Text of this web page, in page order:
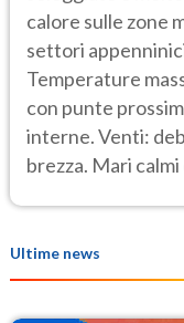
calore sulle zone
settori
Temperature
con punte
interne. Venti:
brezza. Mari calmi
Ultime news